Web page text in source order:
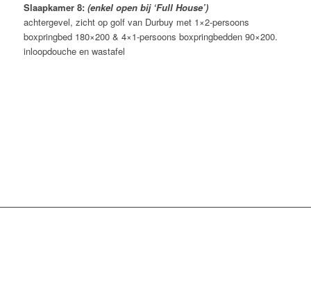
Slaapkamer 8: (enkel open bij ‘Full House’)
achtergevel, zicht op golf van Durbuy met 1×2-persoons
boxpringbed 180×200 & 4×1-persoons boxpringbedden 90×200.
inloopdouche en wastafel